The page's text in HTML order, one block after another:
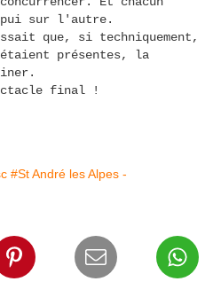
sur l'autre.
que, si techniquement,
présentes, la
final !
#St André les Alpes -